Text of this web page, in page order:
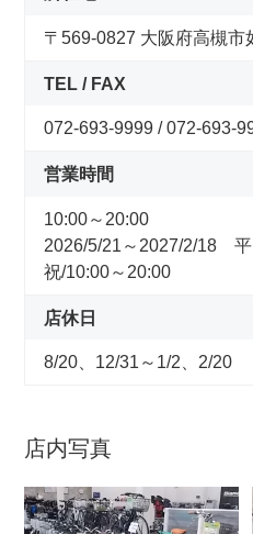
ぶろぐ・で・あさひ
オリジナルブランド一覧
日本代理店ブランド一覧
サイクルベースあさひ公式ア
アウトレット
〒569-0827 大阪府高槻市
TEL / FAX
072-693-9999 / 072-693-
営業時間
10:00～20:00
2026/5/21～2027/2/18 平
祝/10:00～20:00
店休日
8/20、12/31～1/2、2/20
店内写真